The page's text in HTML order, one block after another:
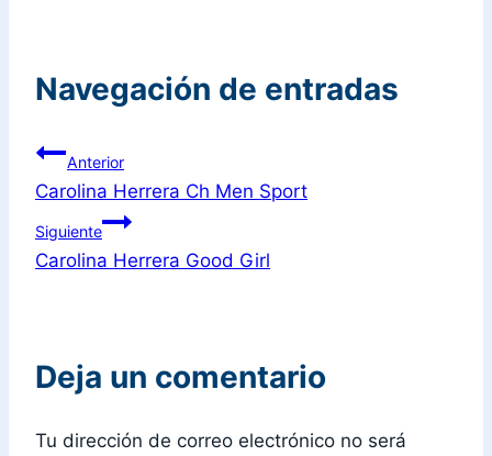
Navegación de entradas
Anterior
Carolina Herrera Ch Men Sport
Siguiente
Carolina Herrera Good Girl
Deja un comentario
Tu dirección de correo electrónico no será